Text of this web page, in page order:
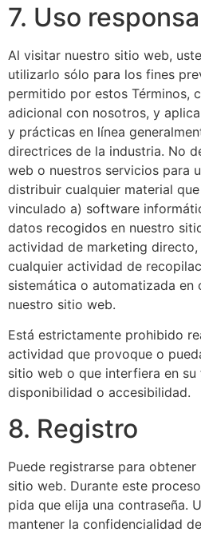
7. Uso
Al visitar nuestro sitio web,
utilizarlo sólo para los fines
permitido por estos Términos,
adicional con nosotros, y
y prácticas en línea
directrices de la industria. No
web o nuestros servicios para
distribuir cualquier material
vinculado a) software
datos recogidos en nuestro
actividad de marketing
cualquier actividad de
sistemática o automatizada en
nuestro sitio web.
Está estrictamente prohibido
actividad que provoque o
sitio web o que interfiera en su
disponibilidad o accesibilidad.
8. Registro
Puede registrarse para
sitio web. Durante este
pida que elija una contraseña.
mantener la confidencialidad